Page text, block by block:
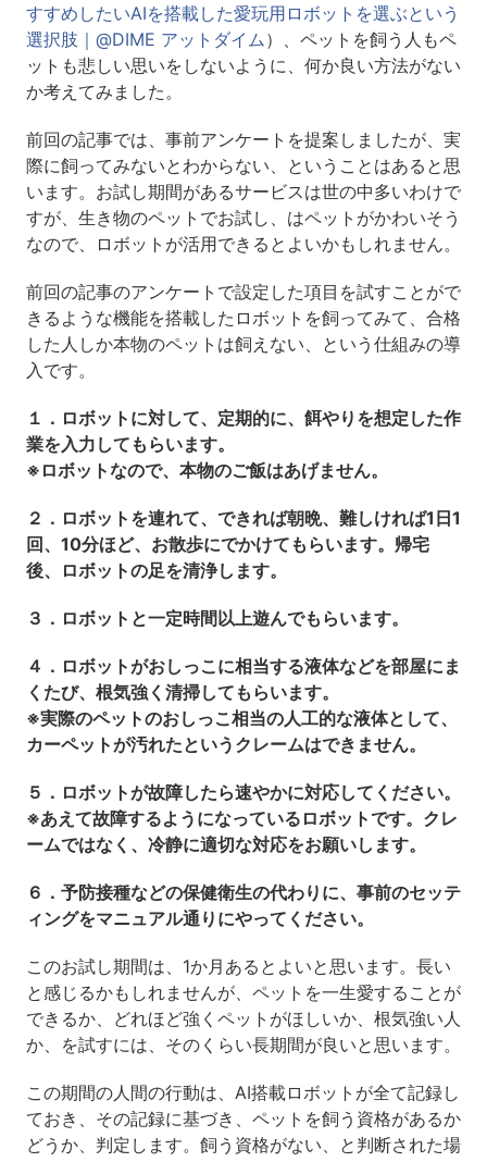
すすめしたいAIを搭載した愛玩用ロボットを選ぶという
選択肢｜@DIME アットダイム）、ペットを飼う人もペ
ットも悲しい思いをしないように、何か良い方法がない
か考えてみました。
前回の記事では、事前アンケートを提案しましたが、実
際に飼ってみないとわからない、ということはあると思
います。お試し期間があるサービスは世の中多いわけで
すが、生き物のペットでお試し、はペットがかわいそう
なので、ロボットが活用できるとよいかもしれません。
前回の記事のアンケートで設定した項目を試すことがで
きるような機能を搭載したロボットを飼ってみて、合格
した人しか本物のペットは飼えない、という仕組みの導
入です。
１．ロボットに対して、定期的に、餌やりを想定した作
業を入力してもらいます。
※ロボットなので、本物のご飯はあげません。
２．ロボットを連れて、できれば朝晩、難しければ1日1
回、10分ほど、お散歩にでかけてもらいます。帰宅
後、ロボットの足を清浄します。
３．ロボットと一定時間以上遊んでもらいます。
４．ロボットがおしっこに相当する液体などを部屋にま
くたび、根気強く清掃してもらいます。
※実際のペットのおしっこ相当の人工的な液体として、
カーペットが汚れたというクレームはできません。
５．ロボットが故障したら速やかに対応してください。
※あえて故障するようになっているロボットです。クレ
ームではなく、冷静に適切な対応をお願いします。
６．予防接種などの保健衛生の代わりに、事前のセッテ
ィングをマニュアル通りにやってください。
このお試し期間は、1か月あるとよいと思います。長い
と感じるかもしれませんが、ペットを一生愛することが
できるか、どれほど強くペットがほしいか、根気強い人
か、を試すには、そのくらい長期間が良いと思います。
この期間の人間の行動は、AI搭載ロボットが全て記録し
ておき、その記録に基づき、ペットを飼う資格があるか
どうか、判定します。飼う資格がない、と判断された場